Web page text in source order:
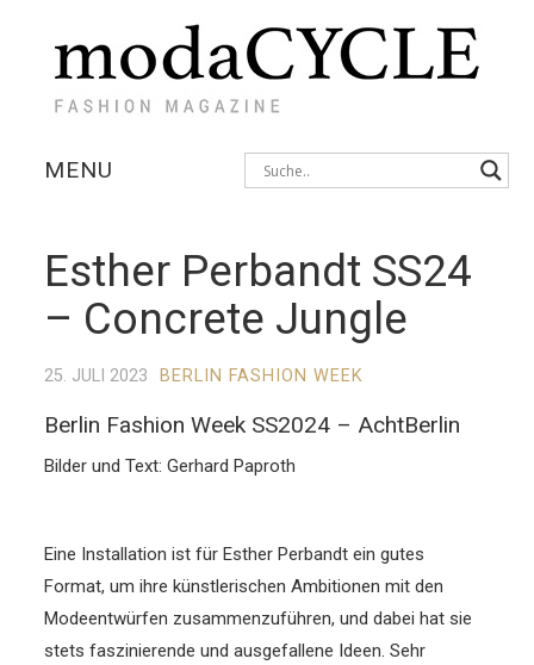
MENU
AUSSTELLUNGEN
INTERVIEWS
Esther Perbandt SS24
– Concrete Jungle
25. JULI 2023 BERLIN FASHION WEEK
Berlin Fashion Week SS2024 – AchtBerlin
Bilder und Text: Gerhard Paproth
Eine Installation ist für Esther Perbandt ein gutes
Format, um ihre künstlerischen Ambitionen mit den
Modeentwürfen zusammenzuführen, und dabei hat sie
stets faszinierende und ausgefallene Ideen. Sehr